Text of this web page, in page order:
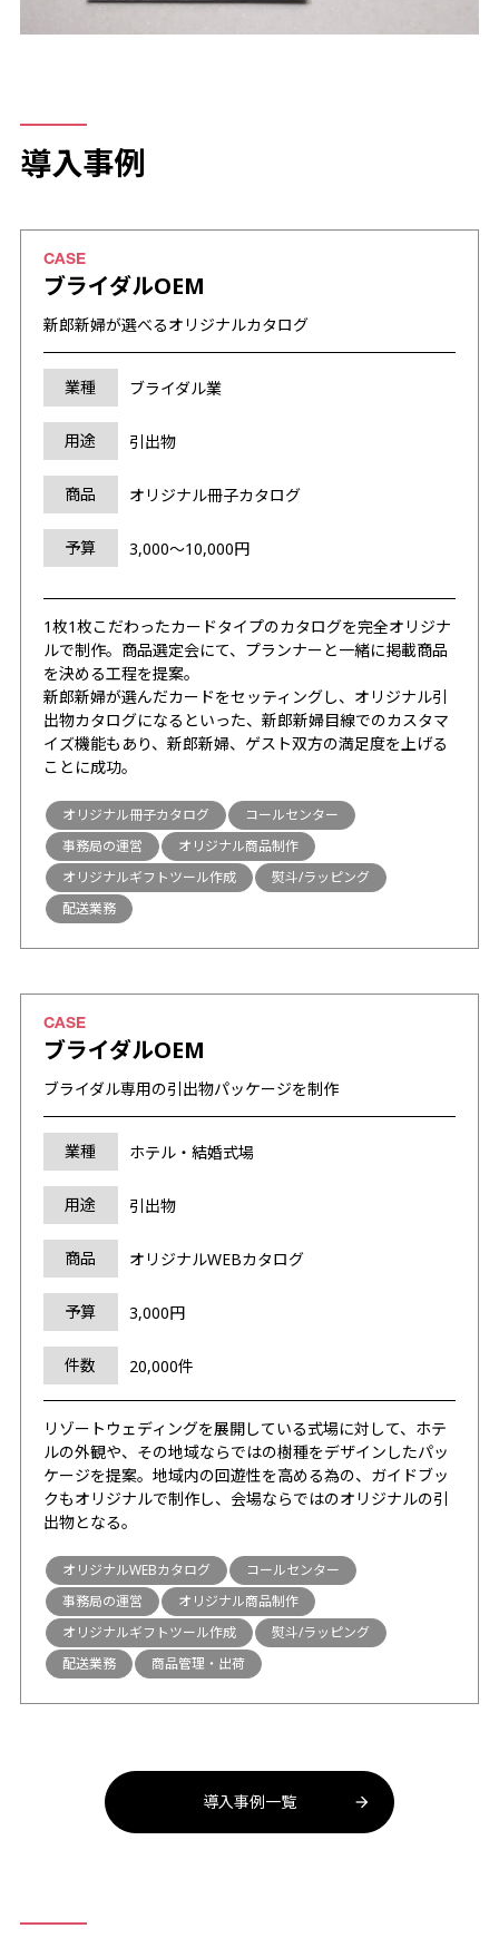
導入事例
ブライダルOEM
新郎新婦が選べるオリジナルカタログ
業種 ブライダル業
用途 引出物
商品 オリジナル冊子カタログ
予算 3,000～10,000円
1枚1枚こだわったカードタイプのカタログを完全オリジナ
ルで制作。商品選定会にて、プランナーと一緒に掲載商品
を決める工程を提案。
新郎新婦が選んだカードをセッティングし、オリジナル引
出物カタログになるといった、新郎新婦目線でのカスタマ
イズ機能もあり、新郎新婦、ゲスト双方の満足度を上げる
ことに成功。
オリジナル冊子カタログ
コールセンター
事務局の運営
オリジナル商品制作
オリジナルギフトツール作成
熨斗/ラッピング
配送業務
ブライダルOEM
ブライダル専用の引出物パッケージを制作
業種 ホテル・結婚式場
用途 引出物
商品 オリジナルWEBカタログ
予算 3,000円
件数 20,000件
リゾートウェディングを展開している式場に対して、ホテ
ルの外観や、その地域ならではの樹種をデザインしたパッ
ケージを提案。地域内の回遊性を高める為の、ガイドブッ
クもオリジナルで制作し、会場ならではのオリジナルの引
出物となる。
オリジナルWEBカタログ
コールセンター
事務局の運営
オリジナル商品制作
オリジナルギフトツール作成
熨斗/ラッピング
配送業務
商品管理・出荷
導入事例一覧